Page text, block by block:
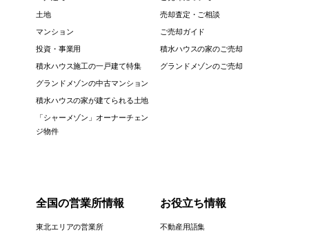
土地
マンション
投資・事業用
積水ハウス施工の一戸建て特集
グランドメゾンの中古マンション
積水ハウスの家が建てられる土地
「シャーメゾン」オーナーチェン
ジ物件
売却査定・ご相談
ご売却ガイド
積水ハウスの家のご売却
グランドメゾンのご売却
全国の営業所情報
東北エリアの営業所
お役立ち情報
不動産用語集